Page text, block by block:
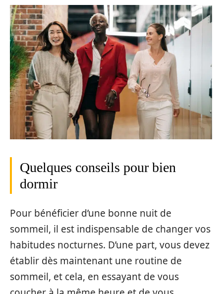
Quelques conseils pour bien
dormir
Pour bénéficier d’une bonne nuit de
sommeil, il est indispensable de changer vos
habitudes nocturnes. D’une part, vous devez
établir dès maintenant une routine de
sommeil, et cela, en essayant de vous